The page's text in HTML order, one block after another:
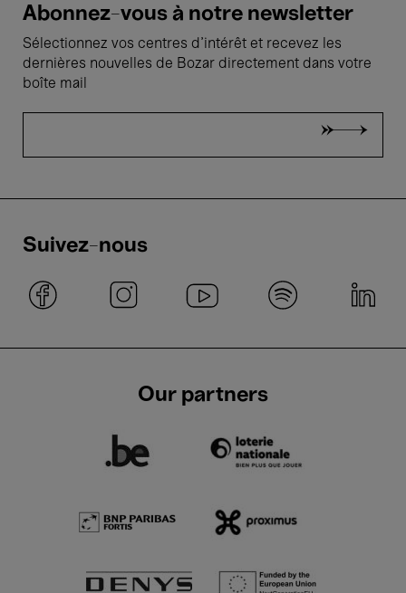
Abonnez-vous à notre newsletter
Sélectionnez vos centres d'intérêt et recevez les
dernières nouvelles de Bozar directement dans votre
boîte mail
Suivez-nous
Our partners